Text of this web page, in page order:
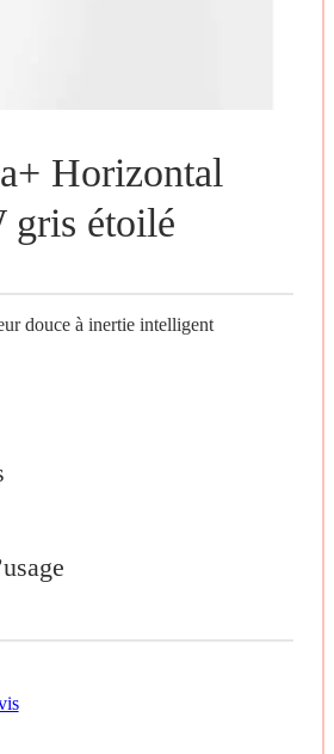
Horizontal
gris étoilé
douce à inertie intelligent